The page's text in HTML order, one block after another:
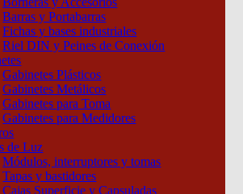
Barras y Portabarras
Fichas y bases industriales
Riel DIN y Peines de Conexión
Gabinetes Plásticos
Gabinetes Metálicos
Gabinetes para Toma
Gabinetes para Medidores
de Luz
Módulos, interruptores y tomas
Tapas y bastidores
Cajas Superficie y Capsuladas